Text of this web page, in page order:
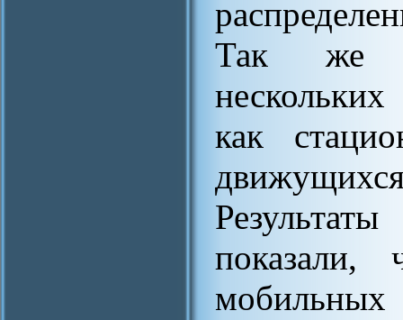
Так же
как
показали,
мобильных